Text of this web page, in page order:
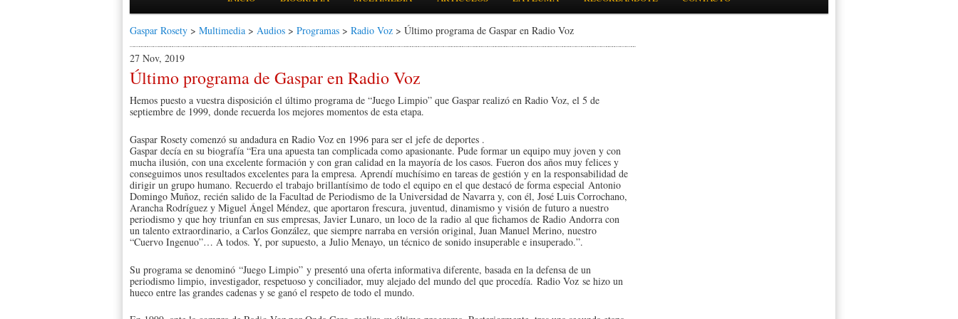
Gaspar Rosety > Multimedia > Audios > Programas > Radio Voz > Último programa de Gaspar en Radio Voz
27 Nov, 2019
Último programa de Gaspar en Radio Voz
Hemos puesto a vuestra disposición el último programa de “Juego Limpio” que Gaspar realizó en Radio Voz, el 5 de
septiembre de 1999, donde recuerda los mejores momentos de esta etapa.
Gaspar Rosety comenzó su andadura en Radio Voz en 1996 para ser el jefe de deportes .
Gaspar decía en su biografía “Era una apuesta tan complicada como apasionante. Pude formar un equipo muy joven y con
mucha ilusión, con una excelente formación y con gran calidad en la mayoría de los casos. Fueron dos años muy felices y
conseguimos unos resultados excelentes para la empresa. Aprendí muchísimo en tareas de gestión y en la responsabilidad de
dirigir un grupo humano. Recuerdo el trabajo brillantísimo de todo el equipo en el que destacó de forma especial Antonio
Domingo Muñoz, recién salido de la Facultad de Periodismo de la Universidad de Navarra y, con él, José Luis Corrochano,
Arancha Rodríguez y Miguel Ángel Méndez, que aportaron frescura, juventud, dinamismo y visión de futuro a nuestro
periodismo y que hoy triunfan en sus empresas, Javier Lunaro, un loco de la radio al que fichamos de Radio Andorra con
un talento extraordinario, a Carlos González, que siempre narraba en versión original, Juan Manuel Merino, nuestro
“Cuervo Ingenuo”… A todos. Y, por supuesto, a Julio Menayo, un técnico de sonido insuperable e insuperado.”.
Su programa se denominó “Juego Limpio” y presentó una oferta informativa diferente, basada en la defensa de un
periodismo limpio, investigador, respetuoso y conciliador, muy alejado del mundo del que procedía. Radio Voz se hizo un
hueco entre las grandes cadenas y se ganó el respeto de todo el mundo.